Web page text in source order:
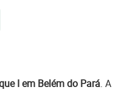
I em Belém do Pará. A